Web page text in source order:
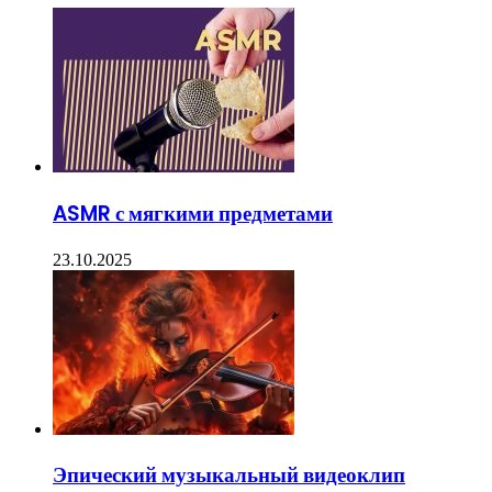
ASMR с мягкими предметами
23.10.2025
Эпический музыкальный видеоклип